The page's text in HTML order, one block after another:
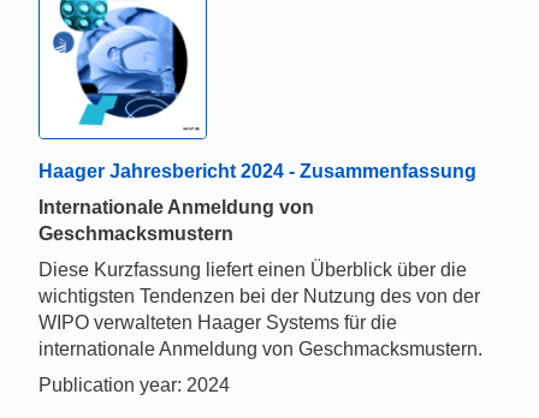
Haager Jahresbericht 2024 - Zusammenfassung
Internationale Anmeldung von
Geschmacksmustern
Diese Kurzfassung liefert einen Überblick über die
wichtigsten Tendenzen bei der Nutzung des von der
WIPO verwalteten Haager Systems für die
internationale Anmeldung von Geschmacksmustern.
Publication year: 2024